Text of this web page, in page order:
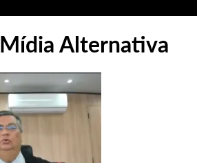
Mídia Alternativa